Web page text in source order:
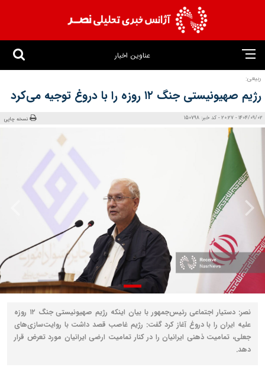
عناوین اخبار
ربیعی:
رژیم صهیونیستی جنگ ۱۲ روزه را با دروغ توجیه می‌کرد
1404/09/02 - 20:27 - کد خبر: 150798 نسخه چاپی
نصر: دستیار اجتماعی رئیس‌جمهور با بیان اینکه رژیم صهیونیستی جنگ ۱۲ روزه
علیه ایران را با دروغ آغاز کرد گفت: رژیم غاصب قصد داشت با روایت‌سازی‌های
جعلی، تمامیت ذهنی ایرانیان را در کنار تمامیت ارضی ایرانیان مورد تعرض قرار
دهد.